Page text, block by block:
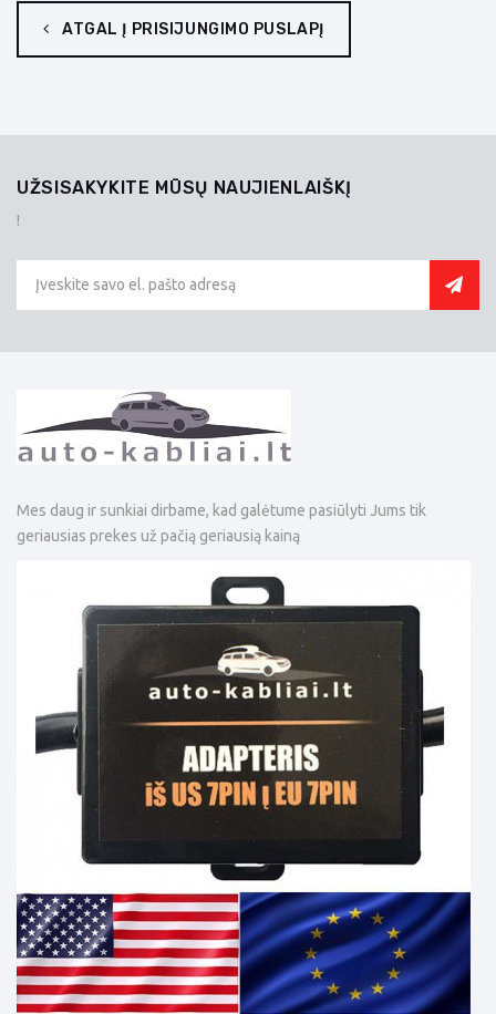
ATGAL Į PRISIJUNGIMO PUSLAPĮ
UŽSISAKYKITE MŪSŲ NAUJIENLAIŠKĮ
!
Mes daug ir sunkiai dirbame, kad galėtume pasiūlyti Jums tik
geriausias prekes už pačią geriausią kainą